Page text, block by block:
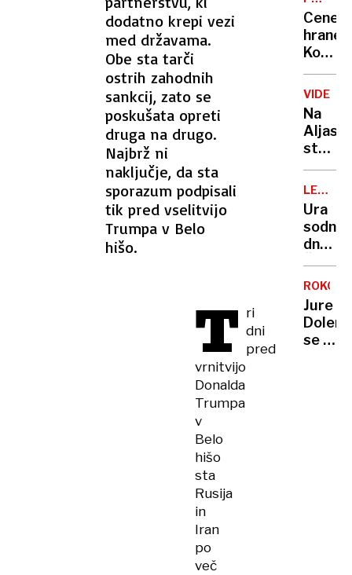
dodatno krepi vezi
med državama.
Obe sta tarči
ostrih zahodnih
sankcij, zato se
poskušata opreti
druga na drugo.
Najbrž ni
naključje, da sta
sporazum podpisali
tik pred vselitvijo
Trumpa v Belo
hišo.
T ri
dni
pred
vrnitvijo
Donalda
Trumpa
v
Belo
hišo
sta
Rusija
in
Iran
po
več
Cene
hrane:
Koliko
marže
VIDEO
Na
Aljaski
letalo.
LE
ŠE
89
SEKUND
Ura
dne:
še
nikoli
ni
bilo
bližje
Jure
se je